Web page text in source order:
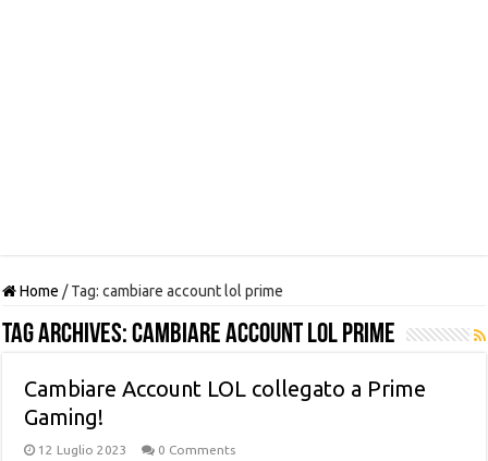
Home / Tag:cambiare account lol prime
Tag Archives:cambiare account lol prime
Cambiare Account LOL collegato a Prime
Gaming!
12 Luglio 2023 0 Comments